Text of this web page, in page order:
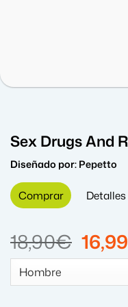
Sex Drugs And
Diseñado por:Pepetto
Comprar Detalles
18,90€ El
16,99